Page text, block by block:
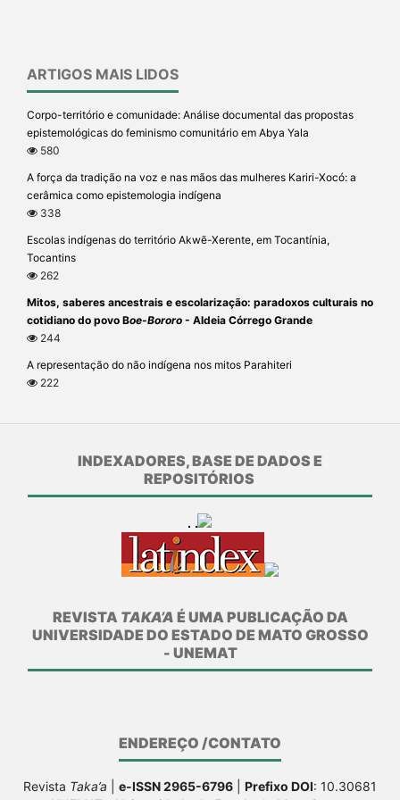
ARTIGOS MAIS LIDOS
Corpo-território e comunidade: Análise documental das propostas
epistemológicas do feminismo comunitário em Abya Yala
580
A força da tradição na voz e nas mãos das mulheres Kariri-Xocó: a
cerâmica como epistemologia indígena
338
Escolas indígenas do território Akwẽ-Xerente, em Tocantínia,
Tocantins
262
Mitos, saberes ancestrais e escolarização: paradoxos culturais no
cotidiano do povo Boe-Bororo - Aldeia Córrego Grande
244
A representação do não indígena nos mitos Parahiteri
222
INDEXADORES, BASE DE DADOS E
REPOSITÓRIOS
REVISTA TAKA’A É UMA PUBLICAÇÃO DA
UNIVERSIDADE DO ESTADO DE MATO GROSSO
- UNEMAT
ENDEREÇO /CONTATO
Revista Taka’a e-ISSN 2965-6796 Prefixo DOI: 10.30681